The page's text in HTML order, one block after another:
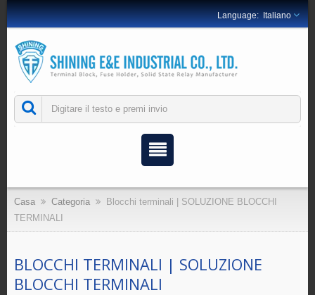
Italiano
Casa Categoria
Blocchi terminali | SOLUZIONE BLOCCHI
TERMINALI
BLOCCHI TERMINALI | SOLUZIONE
BLOCCHI TERMINALI